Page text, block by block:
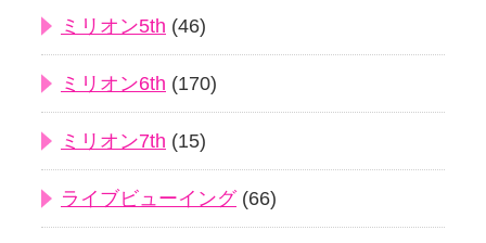
ミリオン5th (46)
ミリオン6th (170)
ミリオン7th (15)
ライブビューイング(66)